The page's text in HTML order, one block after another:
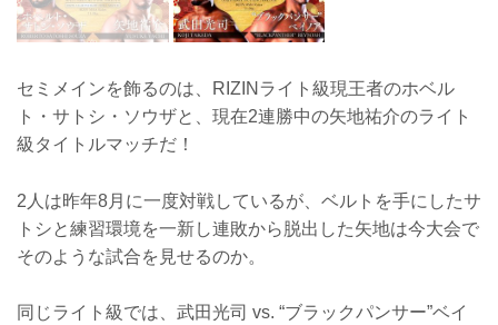
セミメインを飾るのは、RIZINライト級現王者のホベル
ト・サトシ・ソウザと、現在2連勝中の矢地祐介のライト
級タイトルマッチだ！
2人は昨年8月に一度対戦しているが、ベルトを手にしたサ
トシと練習環境を一新し連敗から脱出した矢地は今大会で
そのような試合を見せるのか。
同じライト級では、武田光司 vs. “ブラックパンサー”ベイ